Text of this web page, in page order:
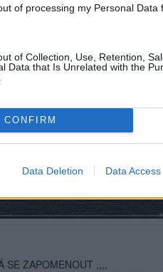
of processing my Personal Data
of Collection, Use, Retention,
Data that Is Unrelated with the
CONFIRM
Data Deletion Data Access
ZAPOMENOUT ,,,,